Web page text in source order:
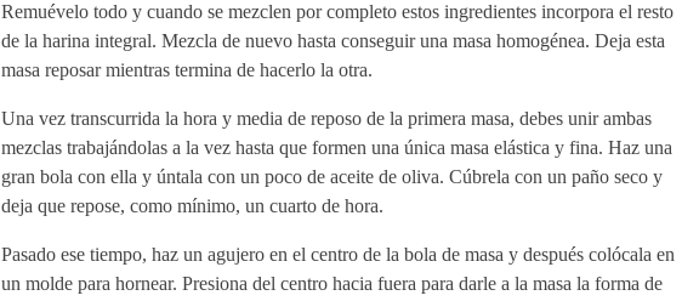
Remuévelo todo y cuando se mezclen por completo estos ingredientes incorpora el resto
de la harina integral. Mezcla de nuevo hasta conseguir una masa homogénea. Deja esta
masa reposar mientras termina de hacerlo la otra.
Una vez transcurrida la hora y media de reposo de la primera masa, debes unir ambas
mezclas trabajándolas a la vez hasta que formen una única masa elástica y fina. Haz una
gran bola con ella y úntala con un poco de aceite de oliva. Cúbrela con un paño seco y
deja que repose, como mínimo, un cuarto de hora.
Pasado ese tiempo, haz un agujero en el centro de la bola de masa y después colócala en
un molde para hornear. Presiona del centro hacia fuera para darle a la masa la forma de